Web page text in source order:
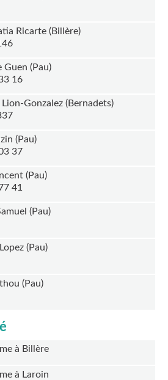
Ricarte (Billère)
Guen (Pau)
16
Gonzalez (Bernadets)
(Pau)
37
(Pau)
41
(Pau)
(Pau)
(Pau)
à Billère
à Laroin